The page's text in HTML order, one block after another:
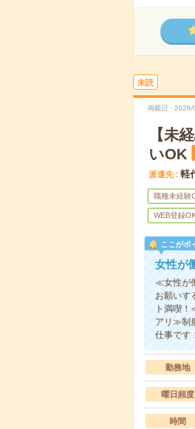
未読
掲載日 2026/
【未
いOK
派遣先 軽
職種未経験
WEB登録
ここがポ
女性が
≪女性が
お願いす
ト満喫
アリ≫制
仕事です
勤務地
曜日頻度
時間